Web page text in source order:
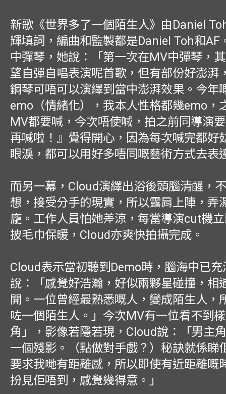
新歌《世界多了一個陌生人》由Daniel
輝填詞，編曲和監製都是Daniel Toh和AF
中彈琴，她說：「第一次在MV中彈琴，
望自彈自唱表演呢首歌，但有部份好澎湃
鋼琴可唔可以演繹到當中澎湃效果。今年
emo（情緒化），我本人性格都幾emo，
MV都要喊，今次唔使喊，拍之前同導演
再喊啦！』覺得開心，因為每次喊完都好
眼淚，都可以用好多唔同嘅藝術方式去表
而另一幕，Cloud演繹出浴後頭腦清醒，
想，接受分手的現實，所以露肩上陣，弄
龐。工作人員怕她差涼，每當導演cut機
披毛巾保暖，Cloud亦爽快拍攝完成。
Cloud表示當初聽到Demo時，腦海中已
說：「感覺好浩瀚，好似兩夥星碰撞，相
開。一位曾經最熟悉嘅人，變成陌生人，
咗一個陌生人。」今次MV有一位看不到
角」，影像若隱若現，Cloud說：「男主
一個殘影。（點做對手戲？）秘訣就係睇
要求我哋有距離感，所以即使有近距離嘅
扮見佢唔到，感覺幾得意。」